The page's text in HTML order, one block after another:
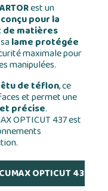
est un
pour la
de matières
lame protégée
maximale pour
manipulées.
de téflon, ce
et permet une
précise.
OPTICUT 437 est
OPTICUT 437